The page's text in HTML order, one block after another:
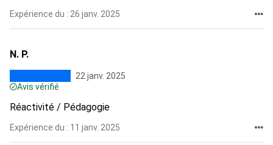
Expérience du : 26 janv. 2025
N. P.
22 janv. 2025
Avis vérifié
Réactivité / Pédagogie
Expérience du : 11 janv. 2025